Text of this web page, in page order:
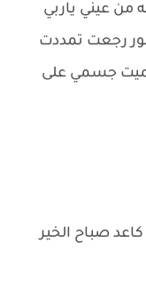
من عيني ياربي
رجعت تمددت
ضميت جسمي على
صباح الخير